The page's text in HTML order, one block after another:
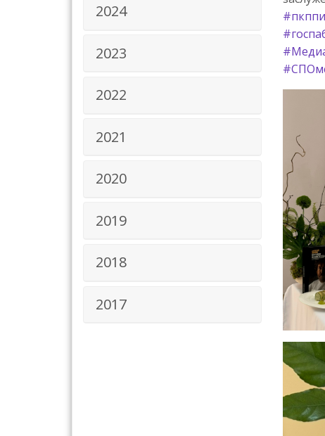
2024
2023
2022
2021
2020
2019
2018
2017